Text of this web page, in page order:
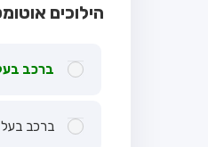
הילוכים
ברכב
ברכב בעל